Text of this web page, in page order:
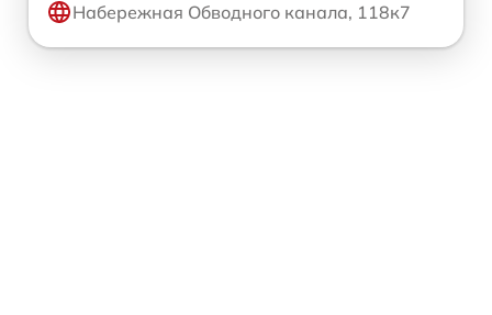
Набережная Обводного канала, 118к7